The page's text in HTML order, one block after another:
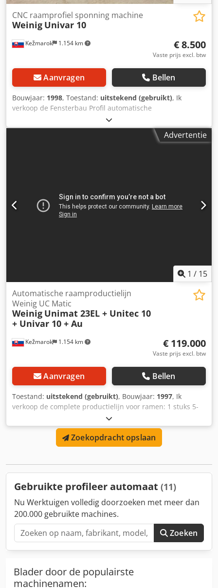
Kežmarok 1.154 km
CNC raamprofiel sponning machine
Weinig Univar 10
€ 8.500
Vaste prijs excl. btw
Aanvragen Bellen
Bouwjaar: 1998, Toestand: uitstekend (gebruikt), Ik
verkoop de Fensterbau Profil automatische
sponningscenter Weinig Univar 10. Jaar van fabricage
1998. Freeskop OERTLI. Op dezelfde manier beschikbaar.
Dsdpefzzhrjfx Amusck Eenheidsprijs 8.500 euro. 4 stuks
Advertentie
1 / 15
Kežmarok 1.154 km
Automatische raamproductielijn
Weinig UC Matic
Weinig Unimat 23EL + Unitec 10
+ Univar 10 + Au
€ 119.000
Vaste prijs excl. btw
Aanvragen Bellen
Toestand: uitstekend (gebruikt), Bouwjaar: 1997, Ik
verkoop de complete productielijn voor ramen: 1 stuks 5-
spindel vierzijdige schaafmachine met zaag Weinig Unimat
23EL - zonder schuurmachine HESS - andere vervangende
machine op afspraak 2 stuks. Pen- en groefmachine Weinig
Unitec 10. 2 stuks. Profile rebating machine centre Weinig
Freeskop OERTLI. Onmiddellijk beschikbaar. Onmiddellijk
gedemonteerd met originele pallets. Conditie zeer goed!
Zoekopdracht opslaan
Gebruikte profileer automaat (11)
Nu Werktuigen volledig doorzoeken met meer dan
200.000 gebruikte machines.
Zoeken
Blader door de populairste
machinenamen: